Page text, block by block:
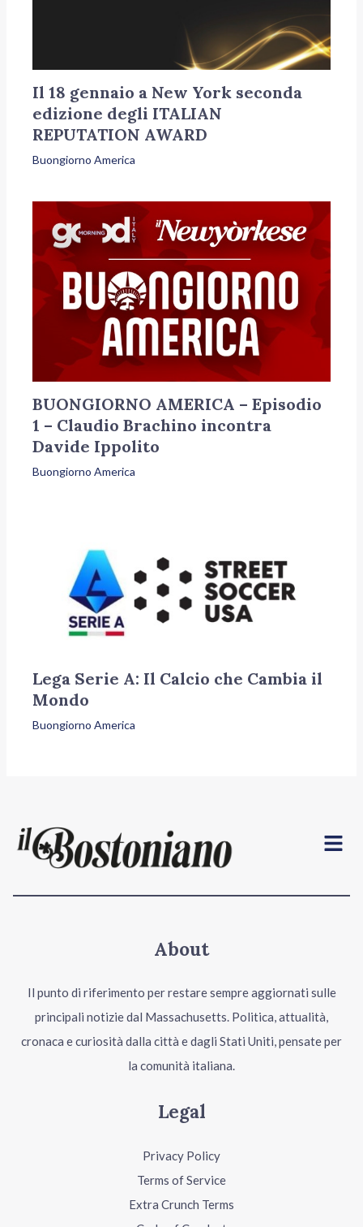
Il 18 gennaio a New York seconda
edizione degli ITALIAN
REPUTATION AWARD
Buongiorno America
BUONGIORNO AMERICA – Episodio
1 – Claudio Brachino incontra
Davide Ippolito
Buongiorno America
Lega Serie A: Il Calcio che Cambia il
Mondo
Buongiorno America
Menu
About
Il punto di riferimento per restare sempre aggiornati sulle
principali notizie dal Massachusetts. Politica, attualità,
cronaca e curiosità dalla città e dagli Stati Uniti, pensate per
la comunità italiana.
Legal
Privacy Policy
Terms of Service
Extra Crunch Terms